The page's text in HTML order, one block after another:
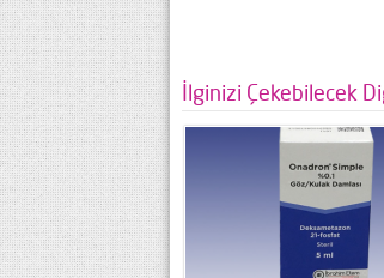
İlginizi Çekebilecek